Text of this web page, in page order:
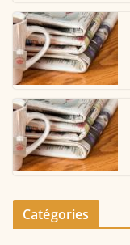
Catégories